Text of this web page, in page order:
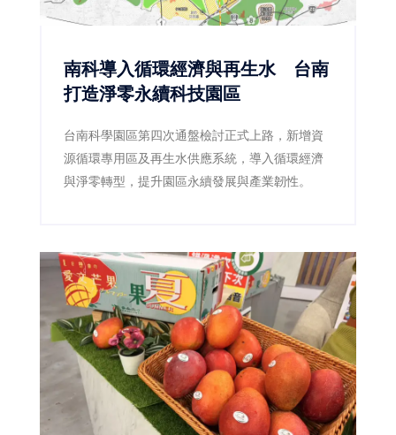
南科導入循環經濟與再生水 台南
打造淨零永續科技園區
台南科學園區第四次通盤檢討正式上路，新增資
源循環專用區及再生水供應系統，導入循環經濟
與淨零轉型，提升園區永續發展與產業韌性。